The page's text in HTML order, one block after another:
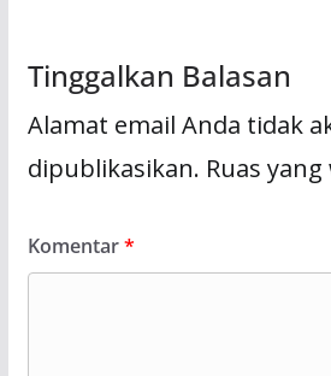
Tinggalkan Balasan
Alamat email Anda tidak
dipublikasikan. Ruas
Komentar*